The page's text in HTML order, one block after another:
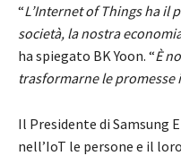
“L’Internet of Things ha il
società, la nostra
ha spiegato BK Yoon. “È
trasformarne le promesse
Il Presidente di Samsung
nell’IoT le persone e il